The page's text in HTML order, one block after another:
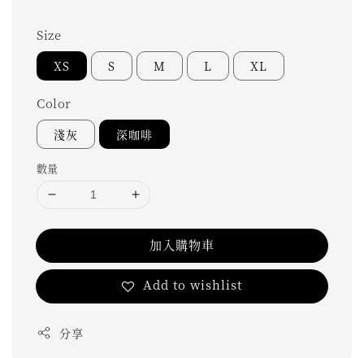
Size
XS S M L XL
Color
淺灰 深咖啡
數量
加入購物車
Add to wishlist
分享